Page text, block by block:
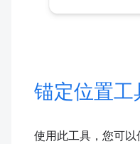
锚定位置工
使用此工具，您可